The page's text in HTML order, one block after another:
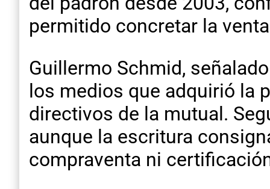
permitido concretar la
Guillermo Schmid,
los medios que adquirió la
directivos de la mutual.
aunque la escritura
compraventa ni